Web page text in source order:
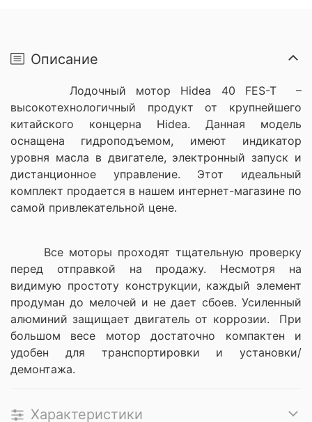
Описание
Лодочный мотор Hidea 40 FES-T –
высокотехнологичный продукт от крупнейшего
китайского концерна Hidea. Данная модель
оснащена гидроподъемом, имеют индикатор
уровня масла в двигателе, электронный запуск и
дистанционное управление. Этот идеальный
комплект продается в нашем интернет-магазине по
самой привлекательной цене.
Все моторы проходят тщательную проверку
перед отправкой на продажу. Несмотря на
видимую простоту конструкции, каждый элемент
продуман до мелочей и не дает сбоев. Усиленный
алюминий защищает двигатель от коррозии. При
большом весе мотор достаточно компактен и
удобен для транспортировки и установки/
демонтажа.
Характеристики